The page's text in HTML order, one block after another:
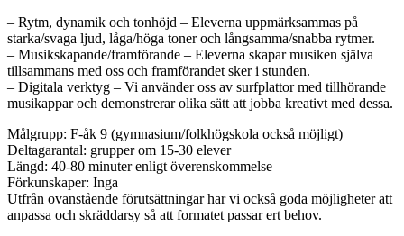
– Rytm, dynamik och tonhöjd – Eleverna uppmärksammas på
starka/svaga ljud, låga/höga toner och långsamma/snabba rytmer.
– Musikskapande/framförande – Eleverna skapar musiken själva
tillsammans med oss och framförandet sker i stunden.
– Digitala verktyg – Vi använder oss av surfplattor med tillhörande
musikappar och demonstrerar olika sätt att jobba kreativt med dessa.
Målgrupp: F-åk 9 (gymnasium/folkhögskola också möjligt)
Deltagarantal: grupper om 15-30 elever
Längd: 40-80 minuter enligt överenskommelse
Förkunskaper: Inga
Utfrån ovanstående förutsättningar har vi också goda möjligheter att
anpassa och skräddarsy så att formatet passar ert behov.